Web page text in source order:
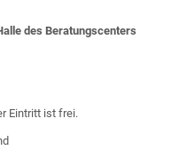
des Beratungscenters
Eintritt ist frei.